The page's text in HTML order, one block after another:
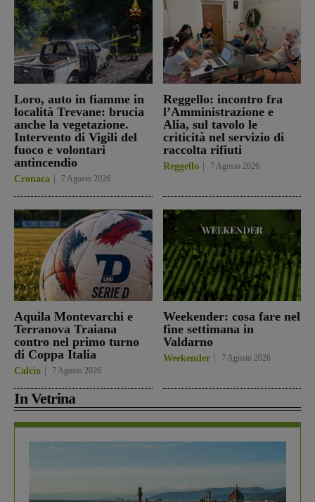
Loro, auto in fiamme in
località Trevane: brucia
anche la vegetazione.
Intervento di Vigili del
fuoco e volontari
antincendio
Cronaca 7 Agosto 2026
Reggello: incontro fra
l’Amministrazione e
Alia, sul tavolo le
criticità nel servizio di
raccolta rifiuti
Reggello 7 Agosto 2026
Aquila Montevarchi e
Terranova Traiana
contro nel primo turno
di Coppa Italia
Calcio 7 Agosto 2026
Weekender: cosa fare nel
fine settimana in
Valdarno
Weekender 7 Agosto 2026
In Vetrina